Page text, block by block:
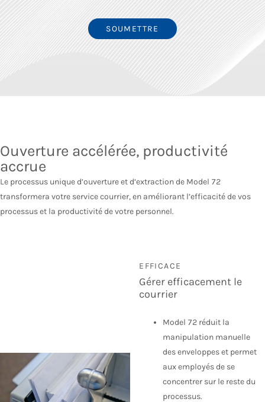
Ouverture accélérée, productivité
accrue
Le processus unique d’ouverture et d’extraction de Model 72
transformera votre service courrier, en améliorant l’efficacité de vos
processus et la productivité de votre personnel.
EFFICACE
Gérer efficacement le
courrier
Model 72 réduit la
manipulation manuelle
des enveloppes et permet
aux employés de se
concentrer sur le reste du
processus.